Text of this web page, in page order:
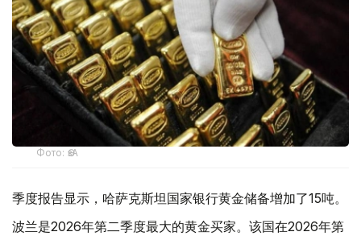
Фото: ӨзА
季度报告显示，哈萨克斯坦国家银行黄金储备增加了15吨。
波兰是2026年第二季度最大的黄金买家。该国在2026年第